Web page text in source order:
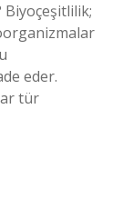
Biyoçeşitlilik;
eder.
tür